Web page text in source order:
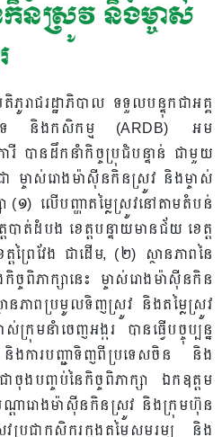
នស្រូវ និងម្ចាស់
រាជរដ្ឋាភិបាល ទទួលបន្ទុកជាអគ្គ
នបទ និងកសិកម្ម (ARDB) អម
បានដឹកនាំកិច្ចប្រុជំបន្ទាន់ ជាមួយ
ម្ចាស់រោងម៉ាស៊ីនកិនស្រូវ និងម្ចាស់
ា (១) លើបញ្ហាតម្លៃស្រូវនៅតាមតំបន់
បាត់ដំបង ខេត្តបន្ទាយមានជ័យ ខេត្ត
ព្រៃវែង ជាដើម, (២) ស្ថានភាពនៃ
កិច្ចពិភាក្សានេះ ម្ចាស់រោងម៉ាស៊ីនកិន
ថានភាពប្រមូលទិញស្រូវ និងតម្លៃស្រូវ
មនាំចេញអង្ករ បានធ្វើបច្ចុប្បន្ន
តិ និងការបញ្ជាទិញពីប្រទេសចិន និង
បញ្ចប់នៃកិច្ចពិភាក្សា ឯកឧត្តម
ណ្តារោងម៉ាស៊ីនកិនស្រូវ និងក្រុមហ៊ុន
ប្រជាកសិករក្នុងតម្លៃសមរម្យ និង